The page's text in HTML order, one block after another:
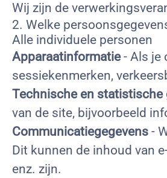
Wij zijn de
2. Welke
Alle individuele personen
Apparaatinformatie- Als je
sessiekenmerken,
Technische en statistische
van de site, bijvoorbeeld
Communicatiegegevens -
Dit kunnen de inhoud van
enz. zijn.